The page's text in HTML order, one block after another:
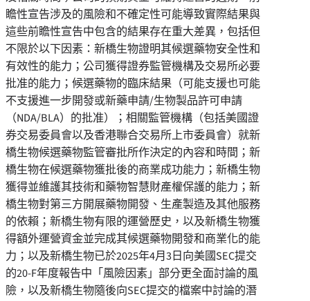
瞻性宣告涉及的風險和不確定性可能導致實際結果與
這些前瞻性宣告中包含的結果存在重大差異，包括但
不限於以下因素：新橋生物證明其候選藥物安全性和
有效性的能力；公司獲得證券監管機構及交易所必要
批准的能力；候選藥物的臨床結果（可能支援也可能
不支援進一步開發或新藥申請/生物製品許可申請
（NDA/BLA）的批准）；相關監管機構（包括美國證
券交易委員會以及香港聯合交易所上市委員會）就新
橋生物候選藥物監管審批所作決定的內容和時間；新
橋生物在候選藥物獲批後的商業成功能力；新橋生物
獲得並維護其技術和藥物智慧財產權保護的能力；新
橋生物對第三方開展藥物開發、生產製造及其他服務
的依賴；新橋生物有限的運營歷史，以及新橋生物獲
得額外運營資金並完成其候選藥物開發和商業化的能
力；以及新橋生物已於2025年4月3日向美國SEC提交
的20-F年度報告中「風險因素」部分更全面討論的風
險，以及新橋生物隨後向SEC提交的檔案中討論的潛